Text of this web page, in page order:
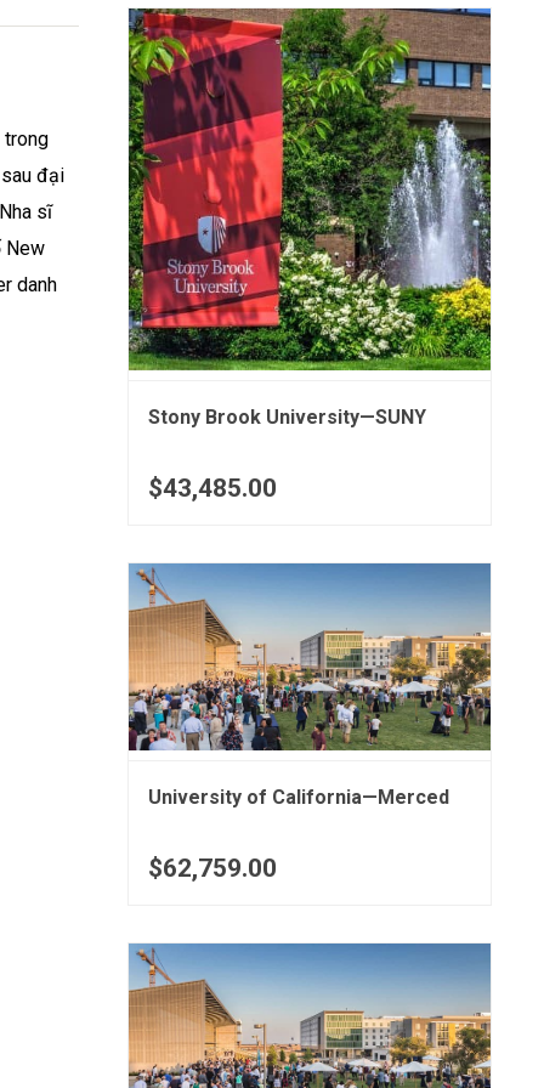
trong
đại
sĩ
New
danh
Stony Brook University—SUNY
$43,485.00
University of California—Merced
$62,759.00